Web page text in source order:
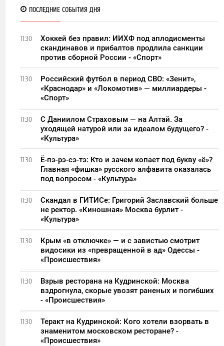
ПОСЛЕДНИЕ СОБЫТИЯ ДНЯ
11:30
Хоккей без правил: ИИХФ под аплодисменты
скандинавов и прибалтов продлила санкции
против сборной России - «Спорт»
11:30
Российский футбол в период СВО: «Зенит»,
«Краснодар» и «Локомотив» — миллиардеры -
«Спорт»
11:30
С Даниилом Страховым — на Алтай. За
уходящей натурой или за идеалом будущего? -
«Культура»
11:30
Ё-пэ-рэ-сэ-тэ: Кто и зачем копает под букву «ё»?
Главная «фишка» русского алфавита оказалась
под вопросом - «Культура»
11:30
Скандал в ГИТИСе: Григорий Заславский больше
не ректор. «Киношная» Москва бурлит -
«Культура»
11:30
Крым «в отключке» — и с завистью смотрит
видосики из «превращенной в ад» Одессы -
«Происшествия»
11:30
Взрыв ресторана на Кудринской: Москва
вздрогнула, скорые увозят раненых и погибших
- «Происшествия»
11:30
Теракт на Кудринской: Кого хотели взорвать в
знаменитом московском ресторане? -
«Происшествия»